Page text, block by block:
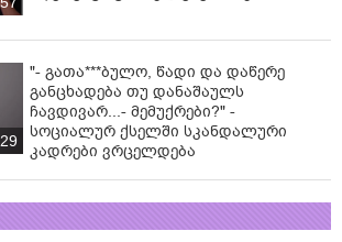
"- გათა***ბულო, წადი და დაწერე
განცხადება თუ დანაშაულს
ჩავდივარ...- მემუქრები?" -
სოციალურ ქსელში სკანდალური
კადრები ვრცელდება